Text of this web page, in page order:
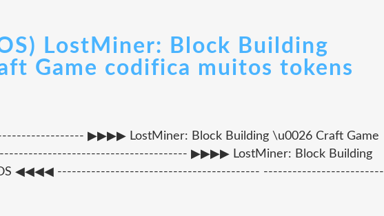
LostMiner: Block Building
Game codifica muitos tokens
▶▶▶▶ LostMiner: Block Building \u0026 Craft Game
▶▶▶▶ LostMiner: Block Building
◀◀◀◀ ------------------------------------------ -------------------------